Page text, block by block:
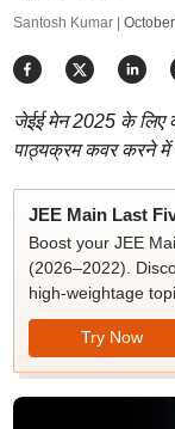
Santosh Kumar |
जेईई मेन 2025 के लिए
पाठ्यक्रम कवर करने में
JEE Main Last
Boost your JEE
(2026–2022).
high-weightage
Try Now